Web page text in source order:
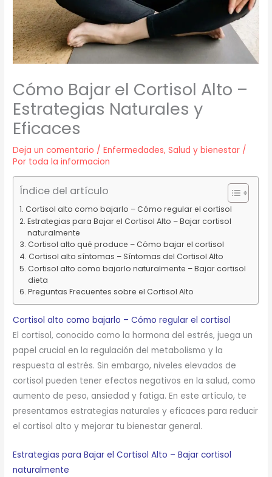
Cómo Bajar el Cortisol Alto –
Estrategias Naturales y
Eficaces
Deja un comentario /Enfermedades,Salud y bienestar /
Por toda la informacion
Índice del artículo
Cortisol alto como bajarlo – Cómo regular el cortisol
Estrategias para Bajar el Cortisol Alto – Bajar cortisol
naturalmente
Cortisol alto qué produce – Cómo bajar el cortisol
Cortisol alto síntomas – Síntomas del Cortisol Alto
Cortisol alto como bajarlo naturalmente – Bajar cortisol
dieta
Preguntas Frecuentes sobre el Cortisol Alto
Cortisol alto como bajarlo – Cómo regular el cortisol
El cortisol, conocido como la hormona del estrés, juega un
papel crucial en la regulación del metabolismo y la
respuesta al estrés. Sin embargo, niveles elevados de
cortisol pueden tener efectos negativos en la salud, como
aumento de peso, ansiedad y fatiga. En este artículo, te
presentamos estrategias naturales y eficaces para reducir
el cortisol alto y mejorar tu bienestar general.
Estrategias para Bajar el Cortisol Alto – Bajar cortisol
naturalmente